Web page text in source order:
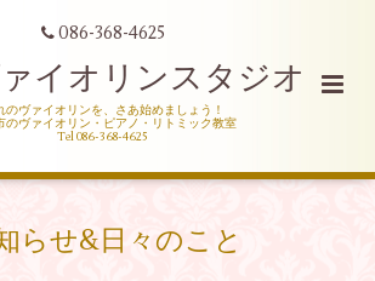
086-368-4625
イオリンスタジオ
のヴァイオリンを、さあ始めましょう！
のヴァイオリン・ピアノ・リトミック教室
Tel 086-368-4625
らせ&日々のこと